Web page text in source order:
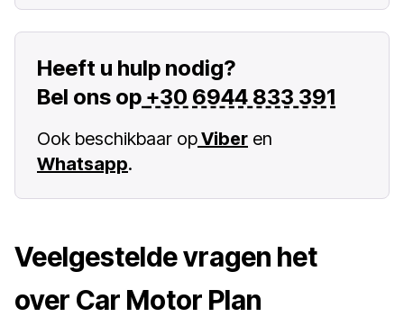
Heeft u hulp nodig?
Bel ons op +30 6944 833 391
Ook beschikbaar opViber en
Whatsapp.
Veelgestelde vragen het
over Car Motor Plan